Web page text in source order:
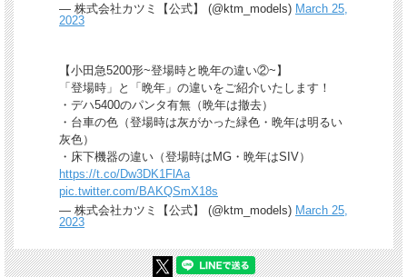
— 株式会社カツミ【公式】 (@ktm_models) March 25,
2023
【小田急5200形~登場時と晩年の違い②~】
「登場時」と「晩年」の違いをご紹介いたします！
・デハ5400のパンタ有無（晩年は撤去）
・台車の色（登場時は灰がかった緑色・晩年は明るい
灰色）
・床下機器の違い（登場時はMG・晩年はSIV）
https://t.co/Dw3DK1FlAa
pic.twitter.com/BAKQSmX18s
— 株式会社カツミ【公式】 (@ktm_models) March 25,
2023